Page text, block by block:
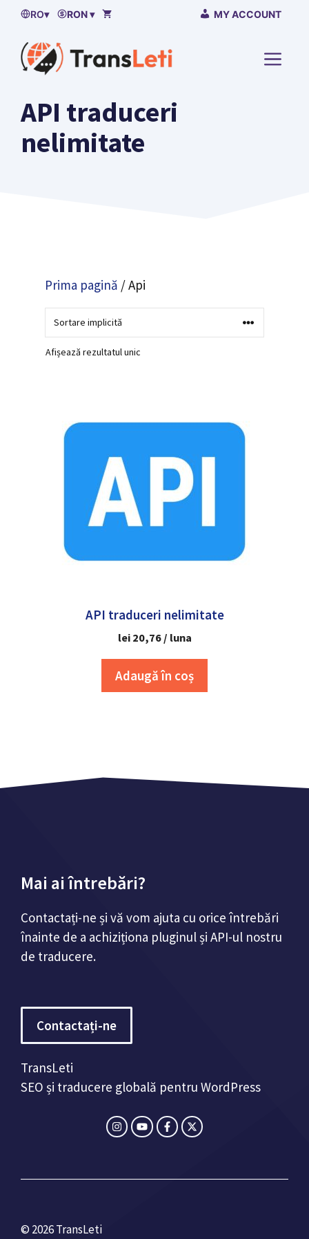
continut
RO▾ RON ▾ MY ACCOUNT
API traduceri
nelimitate
Prima pagină / Api
Afișează rezultatul unic
API traduceri nelimitate
lei20,76 / luna
Adaugă în coș
Mai ai întrebări?
Contactați-ne și vă vom ajuta cu orice întrebări
înainte de a achiziționa pluginul și API-ul nostru
de traducere.
Contactați-ne
TransLeti
SEO și traducere globală pentru WordPress
© 2026 TransLeti